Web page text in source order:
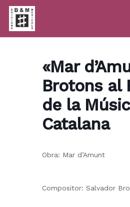
Skip
main
content
«Mar
Brotons al
de la
Catalana
Obra: Mar d’Amunt
Compositor: Salvador